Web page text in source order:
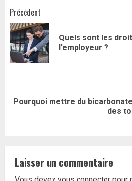
Navigation
d’article
Précédent
Quels sont les
l’employeur ?
Article
Pourquoi mettre du
des
Laisser un commentaire